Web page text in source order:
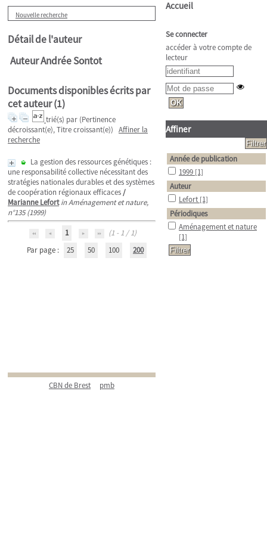
Nouvelle recherche
Détail de l'auteur
Auteur Andrée Sontot
Documents disponibles écrits par
cet auteur (1)
trié(s) par (Pertinence
décroissant(e), Titre croissant(e)) Affiner la
recherche
La gestion des ressources génétiques :
une responsabilité collective nécessitant des
stratégies nationales durables et des systèmes
de coopération régionaux efficaces/
Marianne Lefort in Aménagement et nature,
n°135 (1999)
1
(1 - 1 / 1)
Par page :
25 50 100 200
CBN de Brest pmb
Accueil
Se connecter
accéder à votre compte de
lecteur
Affiner
Année de publication
1999 [1]
Auteur
Lefort [1]
Périodiques
Aménagement et nature
[1]